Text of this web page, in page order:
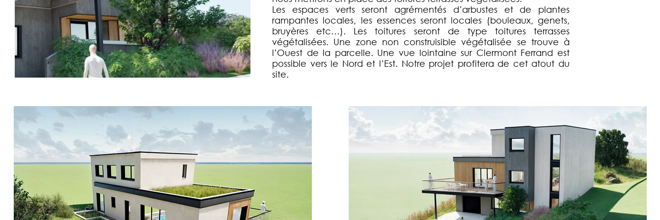
Les espaces verts seront agrémentés d’arbustes et de plantes
rampantes locales, les essences seront locales (bouleaux, genets,
bruyères etc…). Les toitures seront de type toitures terrasses
végétalisées. Une zone non construisible végétalisée se trouve à
l’Ouest de la parcelle. Une vue lointaine sur Clermont Ferrand est
possible vers le Nord et l’Est. Notre projet profitera de cet atout du
site.